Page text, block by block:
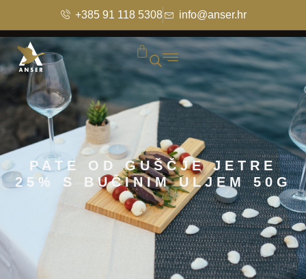
+385 91 118 5308 info@anser.hr
PATE OD GUŠČJE JETRE
25% S BUČINIM ULJEM 50G